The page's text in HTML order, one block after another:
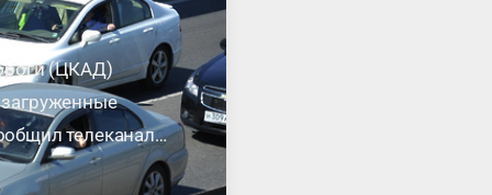
(ЦКАД)
телеканал